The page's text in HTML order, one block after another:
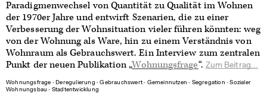
Paradigmenwechsel von Quantität zu Qualität im Wohnen
der 1970er Jahre und entwirft Szenarien, die zu einer
Verbesserung der Wohnsituation vieler führen könnten: weg
von der Wohnung als Ware, hin zu einem Verständnis von
Wohnraum als Gebrauchswert. Ein Interview zum zentralen
Punkt der neuen Publikation „Wohnungsfrage“. Zum Beitrag...
Wohnungsfrage ∙ Deregulierung ∙Gebrauchswert ∙ Gemeinnutzen ∙ Segregation ∙Sozialer
Wohnungsbau ∙ Stadtentwicklung